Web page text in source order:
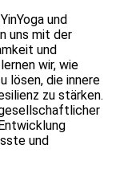
und
uns mit der
und
wir, wie
lösen, die innere
zu stärken.
und